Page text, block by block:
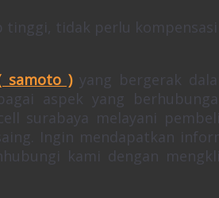
tidak perlu kompensasi
samoto )yang bergerak
aspek yang
surabaya melayani
Ingin mendapatkan
kami dengan